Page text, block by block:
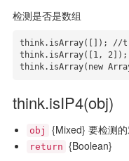
检测是否是数组
think.isArray([]); //
think.isArray([1,
think.isArray(new
think.isIP4(obj)
obj {Mixed} 要检测
return {Boolean}